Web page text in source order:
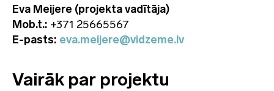
Eva Meijere (projekta vadītāja)
Mob.t.: +371 25665567
E-pasts: eva.meijere@vidzeme.lv
Vairāk par projektu